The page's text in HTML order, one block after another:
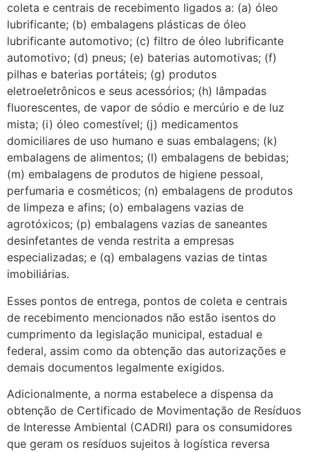
coleta e centrais de recebimento ligados a: (a) óleo
lubrificante; (b) embalagens plásticas de óleo
lubrificante automotivo; (c) filtro de óleo lubrificante
automotivo; (d) pneus; (e) baterias automotivas; (f)
pilhas e baterias portáteis; (g) produtos
eletroeletrônicos e seus acessórios; (h) lâmpadas
fluorescentes, de vapor de sódio e mercúrio e de luz
mista; (i) óleo comestível; (j) medicamentos
domiciliares de uso humano e suas embalagens; (k)
embalagens de alimentos; (l) embalagens de bebidas;
(m) embalagens de produtos de higiene pessoal,
perfumaria e cosméticos; (n) embalagens de produtos
de limpeza e afins; (o) embalagens vazias de
agrotóxicos; (p) embalagens vazias de saneantes
desinfetantes de venda restrita a empresas
especializadas; e (q) embalagens vazias de tintas
imobiliárias.
Esses pontos de entrega, pontos de coleta e centrais
de recebimento mencionados não estão isentos do
cumprimento da legislação municipal, estadual e
federal, assim como da obtenção das autorizações e
demais documentos legalmente exigidos.
Adicionalmente, a norma estabelece a dispensa da
obtenção de Certificado de Movimentação de Resíduos
de Interesse Ambiental (CADRI) para os consumidores
que geram os resíduos sujeitos à logística reversa